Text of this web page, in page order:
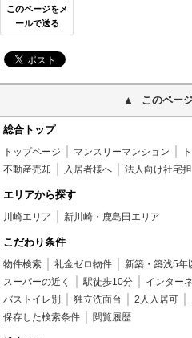
このページをメ
ールで送る
このペー
総合トップ
トップページ マンスリーマンション
不動産売却
入居者様へ 法人向け社宅
エリアから探す
川崎エリア 新川崎・鹿島田エリア
こだわり条件
物件検索 礼金ゼロ物件 新築・築浅5年
スーパーの近く
駅徒歩10分 インター
バストイレ別
独立洗面台 2人入居可
保存した検索条件
閲覧履歴